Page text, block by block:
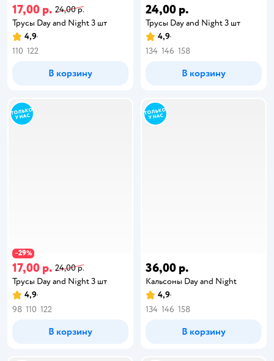
17,00 р. 24,00 р.
Трусы Day and Night 3 шт
4,9
110 122
В корзину
24,00 р.
Трусы Day and Night 3 шт
4,9
134 146 158
В корзину
−29%
17,00 р. 24,00 р.
Трусы Day and Night 3 шт
4,9
98 110 122
В корзину
36,00 р.
Кальсоны Day and Night
4,9
134 146 158
В корзину